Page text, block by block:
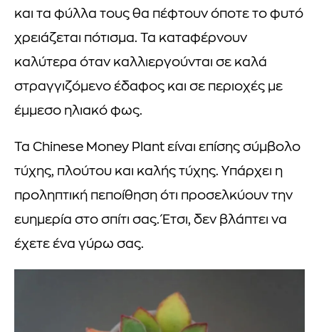
και τα φύλλα τους θα πέφτουν όποτε το φυτό
χρειάζεται πότισμα. Τα καταφέρνουν
καλύτερα όταν καλλιεργούνται σε καλά
στραγγιζόμενο έδαφος και σε περιοχές με
έμμεσο ηλιακό φως.
Τα Chinese Money Plant είναι επίσης σύμβολο
τύχης, πλούτου και καλής τύχης. Υπάρχει η
προληπτική πεποίθηση ότι προσελκύουν την
ευημερία στο σπίτι σας. Έτσι, δεν βλάπτει να
έχετε ένα γύρω σας.